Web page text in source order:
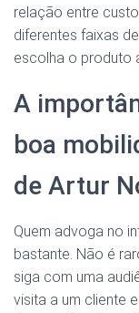
relação entre
diferentes faixas
escolha o produto
A
boa
de Artur
Quem advoga no
bastante. Não é
siga com uma
visita a um cliente